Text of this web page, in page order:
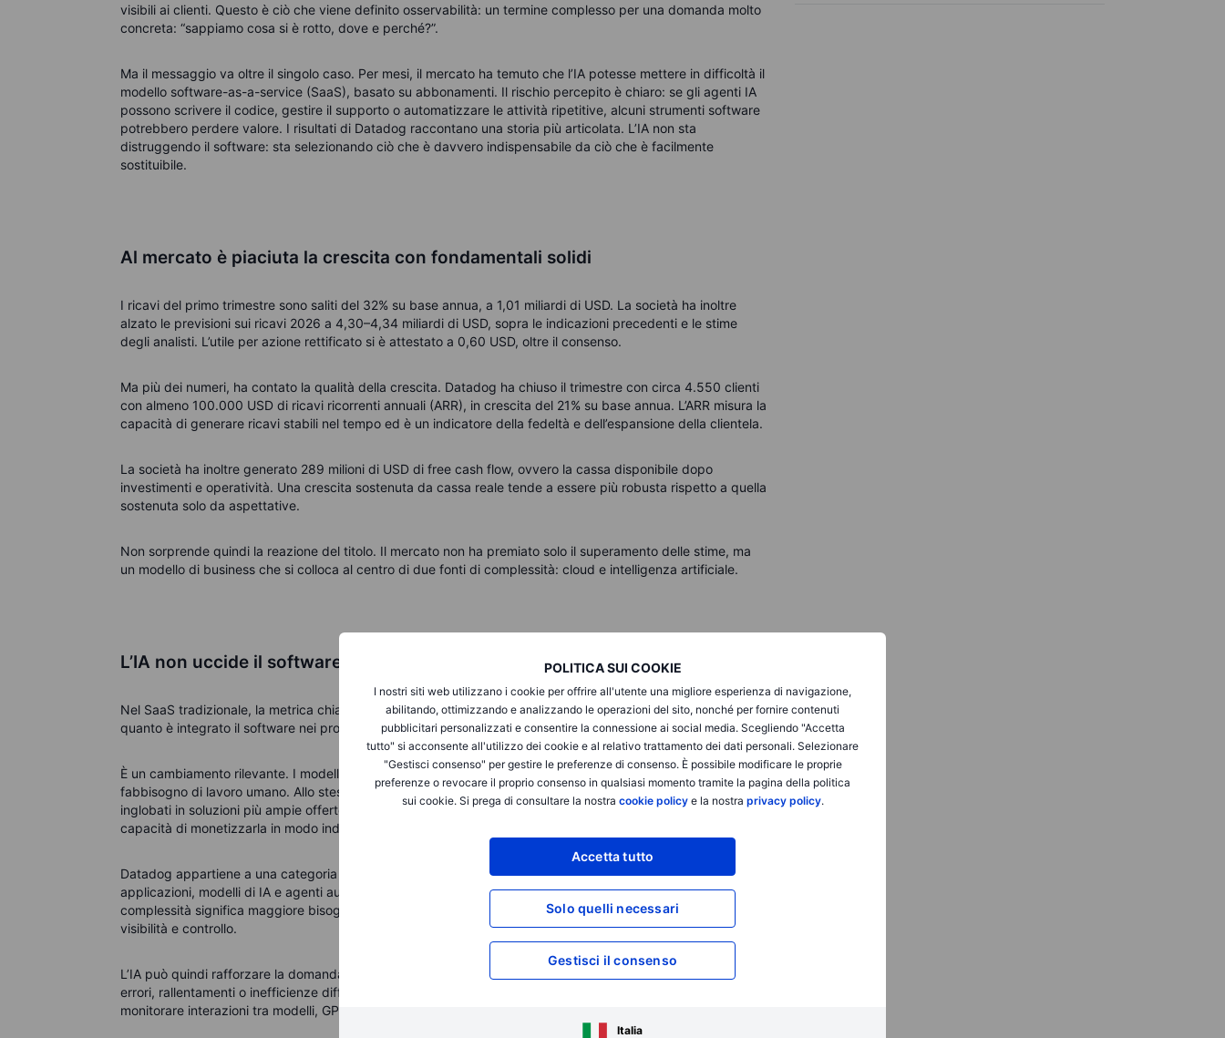
POLITICA SUI COOKIE
I nostri siti web utilizzano i cookie per offrire all'utente una migliore esperienza di navigazione,
abilitando, ottimizzando e analizzando le operazioni del sito, nonché per fornire contenuti
pubblicitari personalizzati e consentire la connessione ai social media. Scegliendo "Accetta
tutto" si acconsente all'utilizzo dei cookie e al relativo trattamento dei dati personali. Selezionare
"Gestisci consenso" per gestire le preferenze di consenso. È possibile modificare le proprie
preferenze o revocare il proprio consenso in qualsiasi momento tramite la pagina della politica
sui cookie. Si prega di consultare la nostra cookie policye la nostra privacy policy.
Accetta tutto
Solo quelli necessari
Gestisci il consenso
Italia
visibili ai clienti. Questo è ciò che viene definito osservabilità: un termine complesso per una domanda molto
concreta: “sappiamo cosa si è rotto, dove e perché?”.
Ma il messaggio va oltre il singolo caso. Per mesi, il mercato ha temuto che l’IA potesse mettere in difficoltà il
modello software-as-a-service (SaaS), basato su abbonamenti. Il rischio percepito è chiaro: se gli agenti IA
possono scrivere il codice, gestire il supporto o automatizzare le attività ripetitive, alcuni strumenti software
potrebbero perdere valore. I risultati di Datadog raccontano una storia più articolata. L’IA non sta
distruggendo il software: sta selezionando ciò che è davvero indispensabile da ciò che è facilmente
sostituibile.
Al mercato è piaciuta la crescita con fondamentali solidi
I ricavi del primo trimestre sono saliti del 32% su base annua, a 1,01 miliardi di USD. La società ha inoltre
alzato le previsioni sui ricavi 2026 a 4,30–4,34 miliardi di USD, sopra le indicazioni precedenti e le stime
degli analisti. L’utile per azione rettificato si è attestato a 0,60 USD, oltre il consenso.
Ma più dei numeri, ha contato la qualità della crescita. Datadog ha chiuso il trimestre con circa 4.550 clienti
con almeno 100.000 USD di ricavi ricorrenti annuali (ARR), in crescita del 21% su base annua. L’ARR misura la
capacità di generare ricavi stabili nel tempo ed è un indicatore della fedeltà e dell’espansione della clientela.
La società ha inoltre generato 289 milioni di USD di free cash flow, ovvero la cassa disponibile dopo
investimenti e operatività. Una crescita sostenuta da cassa reale tende a essere più robusta rispetto a quella
sostenuta solo da aspettative.
Non sorprende quindi la reazione del titolo. Il mercato non ha premiato solo il superamento delle stime, ma
un modello di business che si colloca al centro di due fonti di complessità: cloud e intelligenza artificiale.
L’IA non uccide il software. Cambia il criterio di selezione
Nel SaaS tradizionale, la metrica chiave era il numero di utenti. Nell’era dell’IA, la domanda diventa diversa:
quanto è integrato il software nei processi del cliente?
È un cambiamento rilevante. I modelli basati su licenze per utente possono subire pressioni se l’IA riduce il
fabbisogno di lavoro umano. Allo stesso tempo, strumenti con funzionalità limitate rischiano di essere
inglobati in soluzioni più ampie offerte da grandi piattaforme.Quando una funzione diventa standard, la
capacità di monetizzarla in modo indipendente si riduce.
Datadog appartiene a una categoria diversa: quella dell’infrastruttura digitale. Più le aziende adottano cloud,
applicazioni, modelli di IA e agenti automatizzati, più aumenta la complessità operativa. E maggiore
complessità significa maggiore bisogno di controllo.
In questo contesto, Datadog vende proprio questo:
visibilità e controllo.
L’IA può quindi rafforzare la domanda di osservabilità. I sistemi basati su modelli linguistici possono generare
errori, rallentamenti o inefficienze difficili da tracciare con strumenti tradizionali. Le aziende devono
monitorare interazioni tra modelli, GPU, flussi di dati e sicurezza.